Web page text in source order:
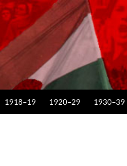
1918–19 1920–29 1930–39